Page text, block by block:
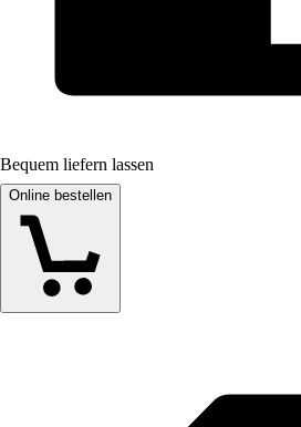
Bequem liefern lassen
Online bestellen